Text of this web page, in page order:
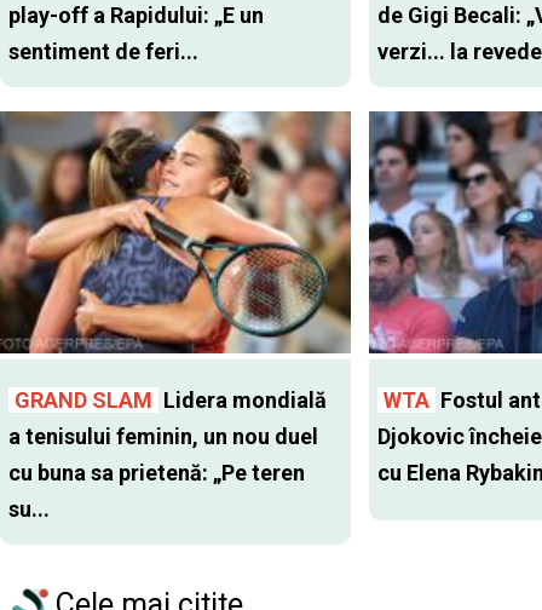
play-off a Rapidului: „E un
sentiment de feri...
de Gigi Becali:
verzi... la
GRAND SLAM Lidera mondială
a tenisului feminin, un nou duel
cu buna sa prietenă: „Pe teren
su...
WTA Fostul
Djokovic
cu Elena